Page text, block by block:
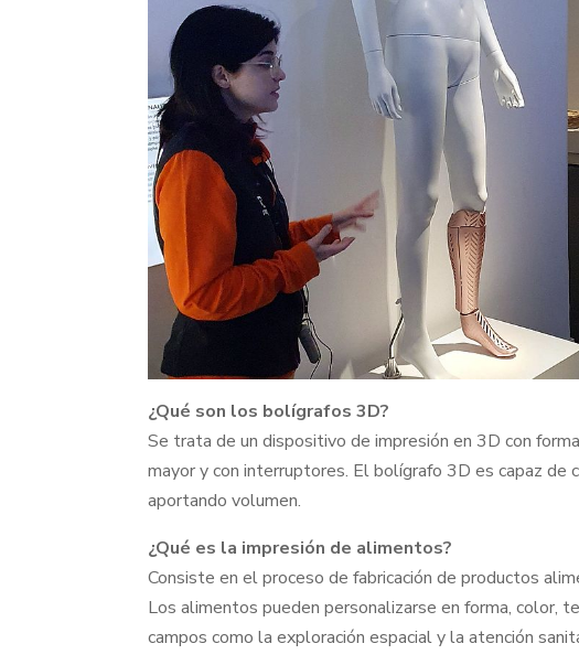
¿Qué son los bolígrafos 3D?
Se trata de un dispositivo de impresión en 3D con
mayor y con interruptores. El bolígrafo 3D es capaz de
aportando volumen.
¿Qué es la impresión de alimentos?
Consiste en el proceso de fabricación de productos
Los alimentos pueden personalizarse en forma, color,
campos como la exploración espacial y la atención